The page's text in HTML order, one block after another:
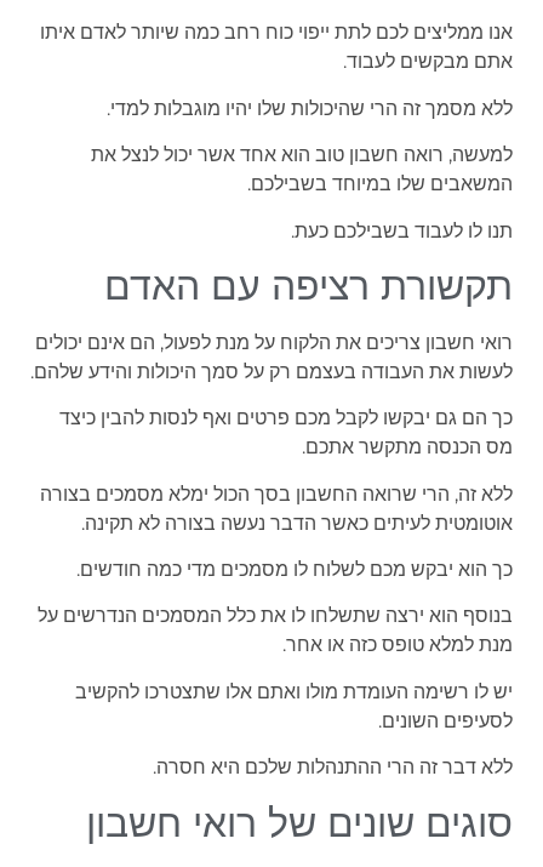
אנו ממליצים לכם לתת ייפוי כוח רחב כמה שיותר לאדם איתו
אתם מבקשים לעבוד.
ללא מסמך זה הרי שהיכולות שלו יהיו מוגבלות למדי.
למעשה, רואה חשבון טוב הוא אחד אשר יכול לנצל את
המשאבים שלו במיוחד בשבילכם.
תנו לו לעבוד בשבילכם כעת.
תקשורת רציפה עם האדם
רואי חשבון צריכים את הלקוח על מנת לפעול, הם אינם יכולים
לעשות את העבודה בעצמם רק על סמך היכולות והידע שלהם.
כך הם גם יבקשו לקבל מכם פרטים ואף לנסות להבין כיצד
מס הכנסה מתקשר אתכם.
ללא זה, הרי שרואה החשבון בסך הכול ימלא מסמכים בצורה
אוטומטית לעיתים כאשר הדבר נעשה בצורה לא תקינה.
כך הוא יבקש מכם לשלוח לו מסמכים מדי כמה חודשים.
בנוסף הוא ירצה שתשלחו לו את כלל המסמכים הנדרשים על
מנת למלא טופס כזה או אחר.
יש לו רשימה העומדת מולו ואתם אלו שתצטרכו להקשיב
לסעיפים השונים.
ללא דבר זה הרי ההתנהלות שלכם היא חסרה.
סוגים שונים של רואי חשבון